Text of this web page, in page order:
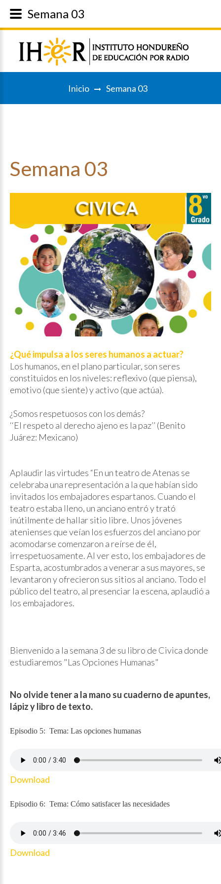
Inicio Semana 03
Semana 03
¿Qué impulsa a los seres humanos a actuar?
Los humanos, en el plano particular, son seres
constituidos en los niveles: reflexivo (que piensa),
emotivo (que siente) y activo (que actúa).
¿Somos respetuosos con los demás?
‘‘El respeto al derecho ajeno es la paz’’ (Benito
Juárez: Mexicano)
Aplaudir las virtudes “En un teatro de Atenas se
celebraba una representación a la que habían sido
invitados los embajadores espartanos. Cuando el
teatro estaba lleno, un anciano entró y trató
inútilmente de hallar sitio libre. Unos jóvenes
atenienses que veían los esfuerzos del anciano por
acomodarse comenzaron a reírse de él,
irrespetuosamente. Al ver esto, los embajadores de
Esparta, acostumbrados a venerar a sus mayores, se
levantaron y ofrecieron sus sitios al anciano. Todo el
público del teatro, al presenciar la escena, aplaudió a
los embajadores.
Bienvenido a la semana 3 de su libro de Civica donde
estudiaremos "Las Opciones Humanas"
No olvide tener a la mano su cuaderno de apuntes,
lápiz y libro de texto.
Episodio 5: Tema: Las opciones humanas
Download
Episodio 6: Tema: Cómo satisfacer las necesidades
Download
Semana 03